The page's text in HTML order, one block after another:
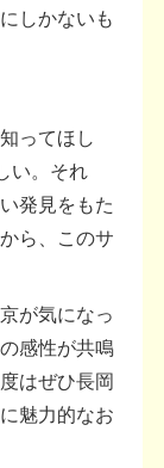
しかないも
ってほし
い。それ
発見をもた
ら、このサ
が気になっ
感性が共鳴
はぜひ長岡
魅力的なお